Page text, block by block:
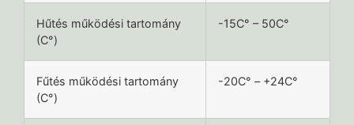
Hűtés működési tartomány
(C°)
-15C° – 50C°
Fűtés működési tartomány
(C°)
-20C° – +24C°